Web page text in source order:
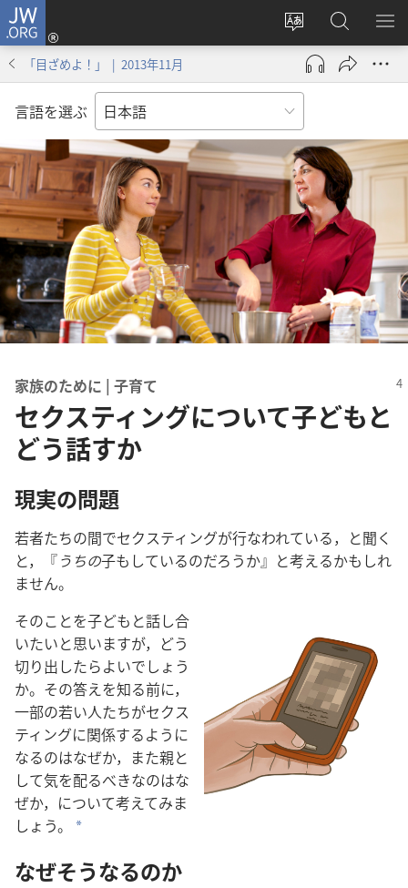
JW.ORG
サ
イ
ト
の
言
語
を
変
え
る
ロ
グ
ン
し
タ
ブ
で
開
く）
JW.ORG
の
検
メ
を
「目ざめよ！」 | 2013年11月
言語を選ぶ
家族​の​ため​に | 子育て
セクスティングについて子どもと
どう話すか
現実​の​問題
若者​たち​の​間​で​セクスティング​が​行なわ​れ​て​いる，と​聞く​
と，『うち​の​子​も​し​て​いる​の​だろ​う​か』と​考える​か​も​しれ​
ませ​ん。
その​こと​を​子ども​と​話し合
い​たい​と​思い​ます​が，どう​
切り出し​たら​よい​でしょ​う​
か。その​答え​を​知る​前​に，
一部​の​若い​人​たち​が​セクス
ティング​に​関係​する​よう​に​
なる​の​は​なぜか，また​親​と​
し​て​気​を​配る​べき​な​の​は​な
ぜか，に​つい​て​考え​て​み​ま
しょ​う。
*
なぜ​そう​なる​の​か